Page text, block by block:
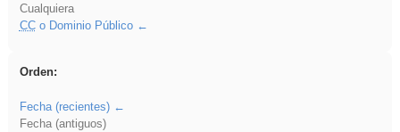
Cualquiera
CCo Dominio Público
Orden:
Fecha (recientes)
Fecha (antiguos)